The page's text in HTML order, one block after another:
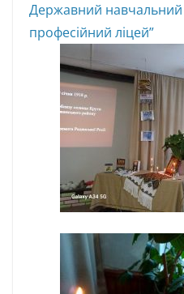
Державний навчальний
професійний ліцей”